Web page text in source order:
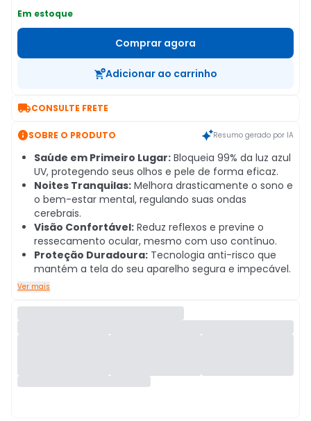
Em estoque
Comprar agora
Adicionar ao carrinho
CONSULTE FRETE
SOBRE O PRODUTO Resumo gerado por IA
Saúde em Primeiro Lugar: Bloqueia 99% da luz azul
UV, protegendo seus olhos e pele de forma eficaz.
Noites Tranquilas: Melhora drasticamente o sono e
o bem-estar mental, regulando suas ondas
cerebrais.
Visão Confortável: Reduz reflexos e previne o
ressecamento ocular, mesmo com uso contínuo.
Proteção Duradoura: Tecnologia anti-risco que
mantém a tela do seu aparelho segura e impecável.
Ver mais